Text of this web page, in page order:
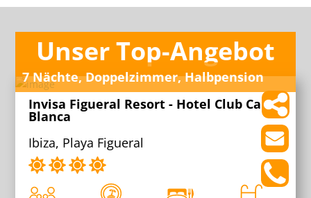
Unser Top-Angebot
7 Nächte, Doppelzimmer, Halbpension
Invisa Figueral Resort - Hotel Club Cala
Blanca
Ibiza, Playa Figueral